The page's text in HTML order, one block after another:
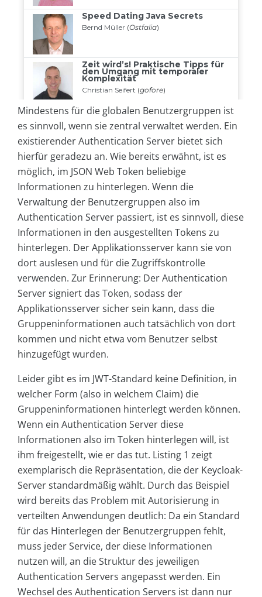
Mindestens für die globalen Benutzergruppen ist
es sinnvoll, wenn sie zentral verwaltet werden. Ein
existierender Authentication Server bietet sich
hierfür geradezu an. Wie bereits erwähnt, ist es
möglich, im JSON Web Token beliebige
Informationen zu hinterlegen. Wenn die
Verwaltung der Benutzergruppen also im
Authentication Server passiert, ist es sinnvoll, diese
Informationen in den ausgestellten Tokens zu
hinterlegen. Der Applikationsserver kann sie von
dort auslesen und für die Zugriffskontrolle
verwenden. Zur Erinnerung: Der Authentication
Server signiert das Token, sodass der
Applikationsserver sicher sein kann, dass die
Gruppeninformationen auch tatsächlich von dort
kommen und nicht etwa vom Benutzer selbst
hinzugefügt wurden.
Leider gibt es im JWT-Standard keine Definition, in
welcher Form (also in welchem Claim) die
Gruppeninformationen hinterlegt werden können.
Wenn ein Authentication Server diese
Informationen also im Token hinterlegen will, ist
ihm freigestellt, wie er das tut. Listing 1 zeigt
exemplarisch die Repräsentation, die der Keycloak-
Server standardmäßig wählt. Durch das Beispiel
wird bereits das Problem mit Autorisierung in
verteilten Anwendungen deutlich: Da ein Standard
für das Hinterlegen der Benutzergruppen fehlt,
muss jeder Service, der diese Informationen
nutzen will, an die Struktur des jeweiligen
Authentication Servers angepasst werden. Ein
Wechsel des Authentication Servers ist dann nur